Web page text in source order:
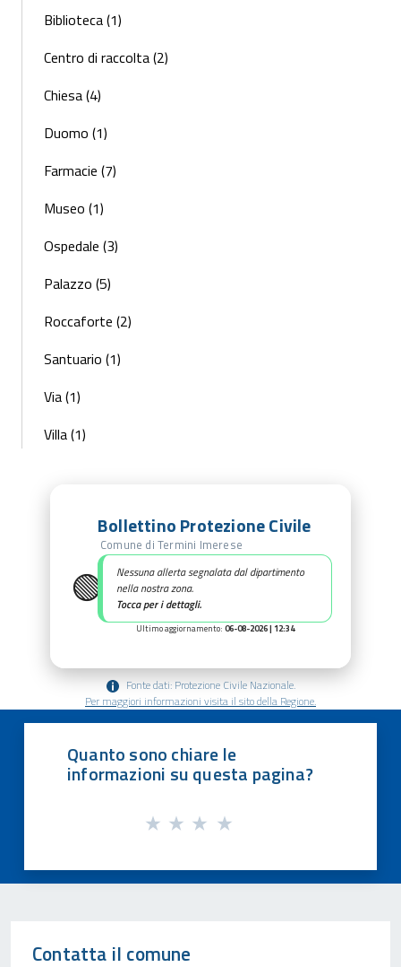
Biblioteca (1)
Centro di raccolta (2)
Chiesa (4)
Duomo (1)
Farmacie (7)
Museo (1)
Ospedale (3)
Palazzo (5)
Roccaforte (2)
Santuario (1)
Via (1)
Villa (1)
🟢
Bollettino Protezione Civile
Comune di Termini Imerese
Nessuna allerta segnalata dal dipartimento
nella nostra zona.
Tocca per i dettagli.
Ultimo aggiornamento: 06-08-2026 | 12:34
Fonte dati: Protezione Civile Nazionale.
Per maggiori informazioni visita il sito della Regione.
Quanto sono chiare le
informazioni su questa pagina?
Contatta il comune